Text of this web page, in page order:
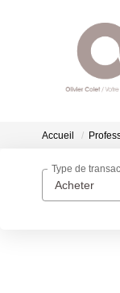
Accueil
Acheter
Type de